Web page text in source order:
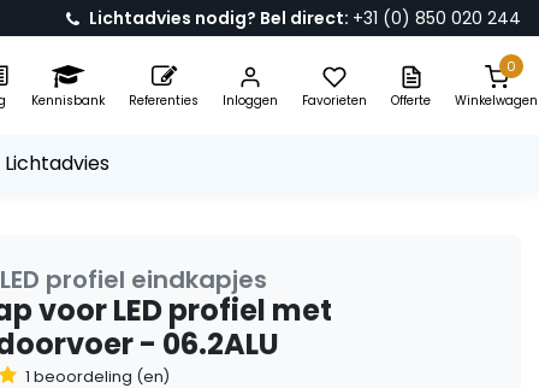
Lichtadvies nodig? Bel direct: +31 (0) 850 020 244
Kennisbank Referenties Inloggen Favorieten Offerte
0
Winkelwagen
profiel eindkapjes
voor LED profiel met
- 06.2ALU
1 beoordeling (en)